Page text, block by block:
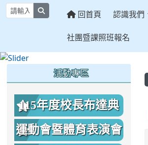
回首頁 認識我們
社團暨課照班報名
活動專區
115年度校長布達典
禮照片
運動會暨體育表演會